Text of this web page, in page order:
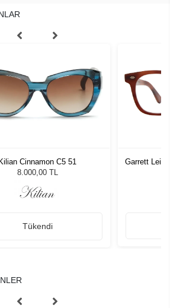
Kilian Cinnamon C5 51
8.000,00 TL
Tükendi
Garrett